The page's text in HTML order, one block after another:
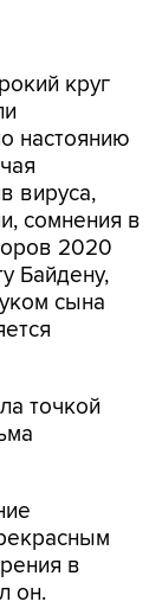
настоянию
вируса,
сомнения в
2020
Байдену,
сына
точкой
в
он.
Джефф